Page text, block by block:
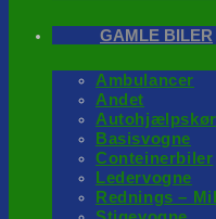
GAMLE BILER
Ambulancer
Andet
Basisvogne
Conteinerbiler
Ledervogne
Rednings –